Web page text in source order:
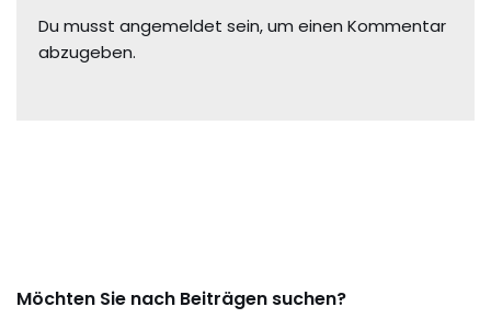
Du musst angemeldet sein, um einen Kommentar
abzugeben.
Möchten Sie nach Beiträgen suchen?